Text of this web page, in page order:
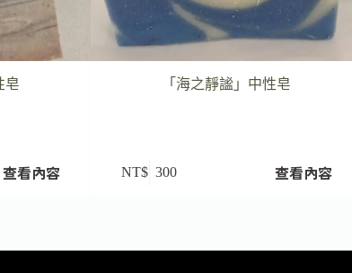
皂
查看內容
「海之靜謐」中性皂
NT$ 300 查看內容